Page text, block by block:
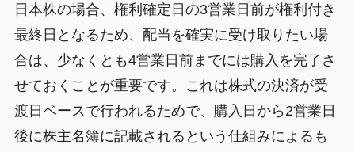
日本株の場合、権利確定日の3営業日前が権利付き
最終日となるため、配当を確実に受け取りたい場
合は、少なくとも4営業日前までには購入を完了さ
せておくことが重要です。これは株式の決済が受
渡日ベースで行われるためで、購入日から2営業日
後に株主名簿に記載されるという仕組みによるも